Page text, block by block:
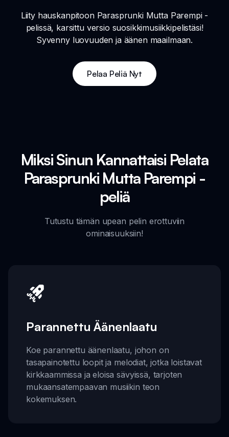
Liity hauskanpitoon Parasprunki Mutta Parempi -
pelissä, karsittu versio suosikkimusiikkipelistäsi!
Syvenny luovuuden ja äänen maailmaan.
Pelaa Peliä Nyt
Miksi Sinun Kannattaisi Pelata
Parasprunki Mutta Parempi -
peliä
Tutustu tämän upean pelin erottuviin
ominaisuuksiin!
Parannettu Äänenlaatu
Koe parannettu äänenlaatu, johon on
tasapainotettu loopit ja melodiat, jotka loistavat
kirkkaammissa ja eloisa sävyissä, tarjoten
mukaansatempaavan musiikin teon
kokemuksen.